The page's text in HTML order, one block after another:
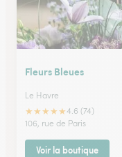
Fleurs Bleues
Le Havre
★★★★★4.6 (74)
106, rue de Paris
Voir la boutique